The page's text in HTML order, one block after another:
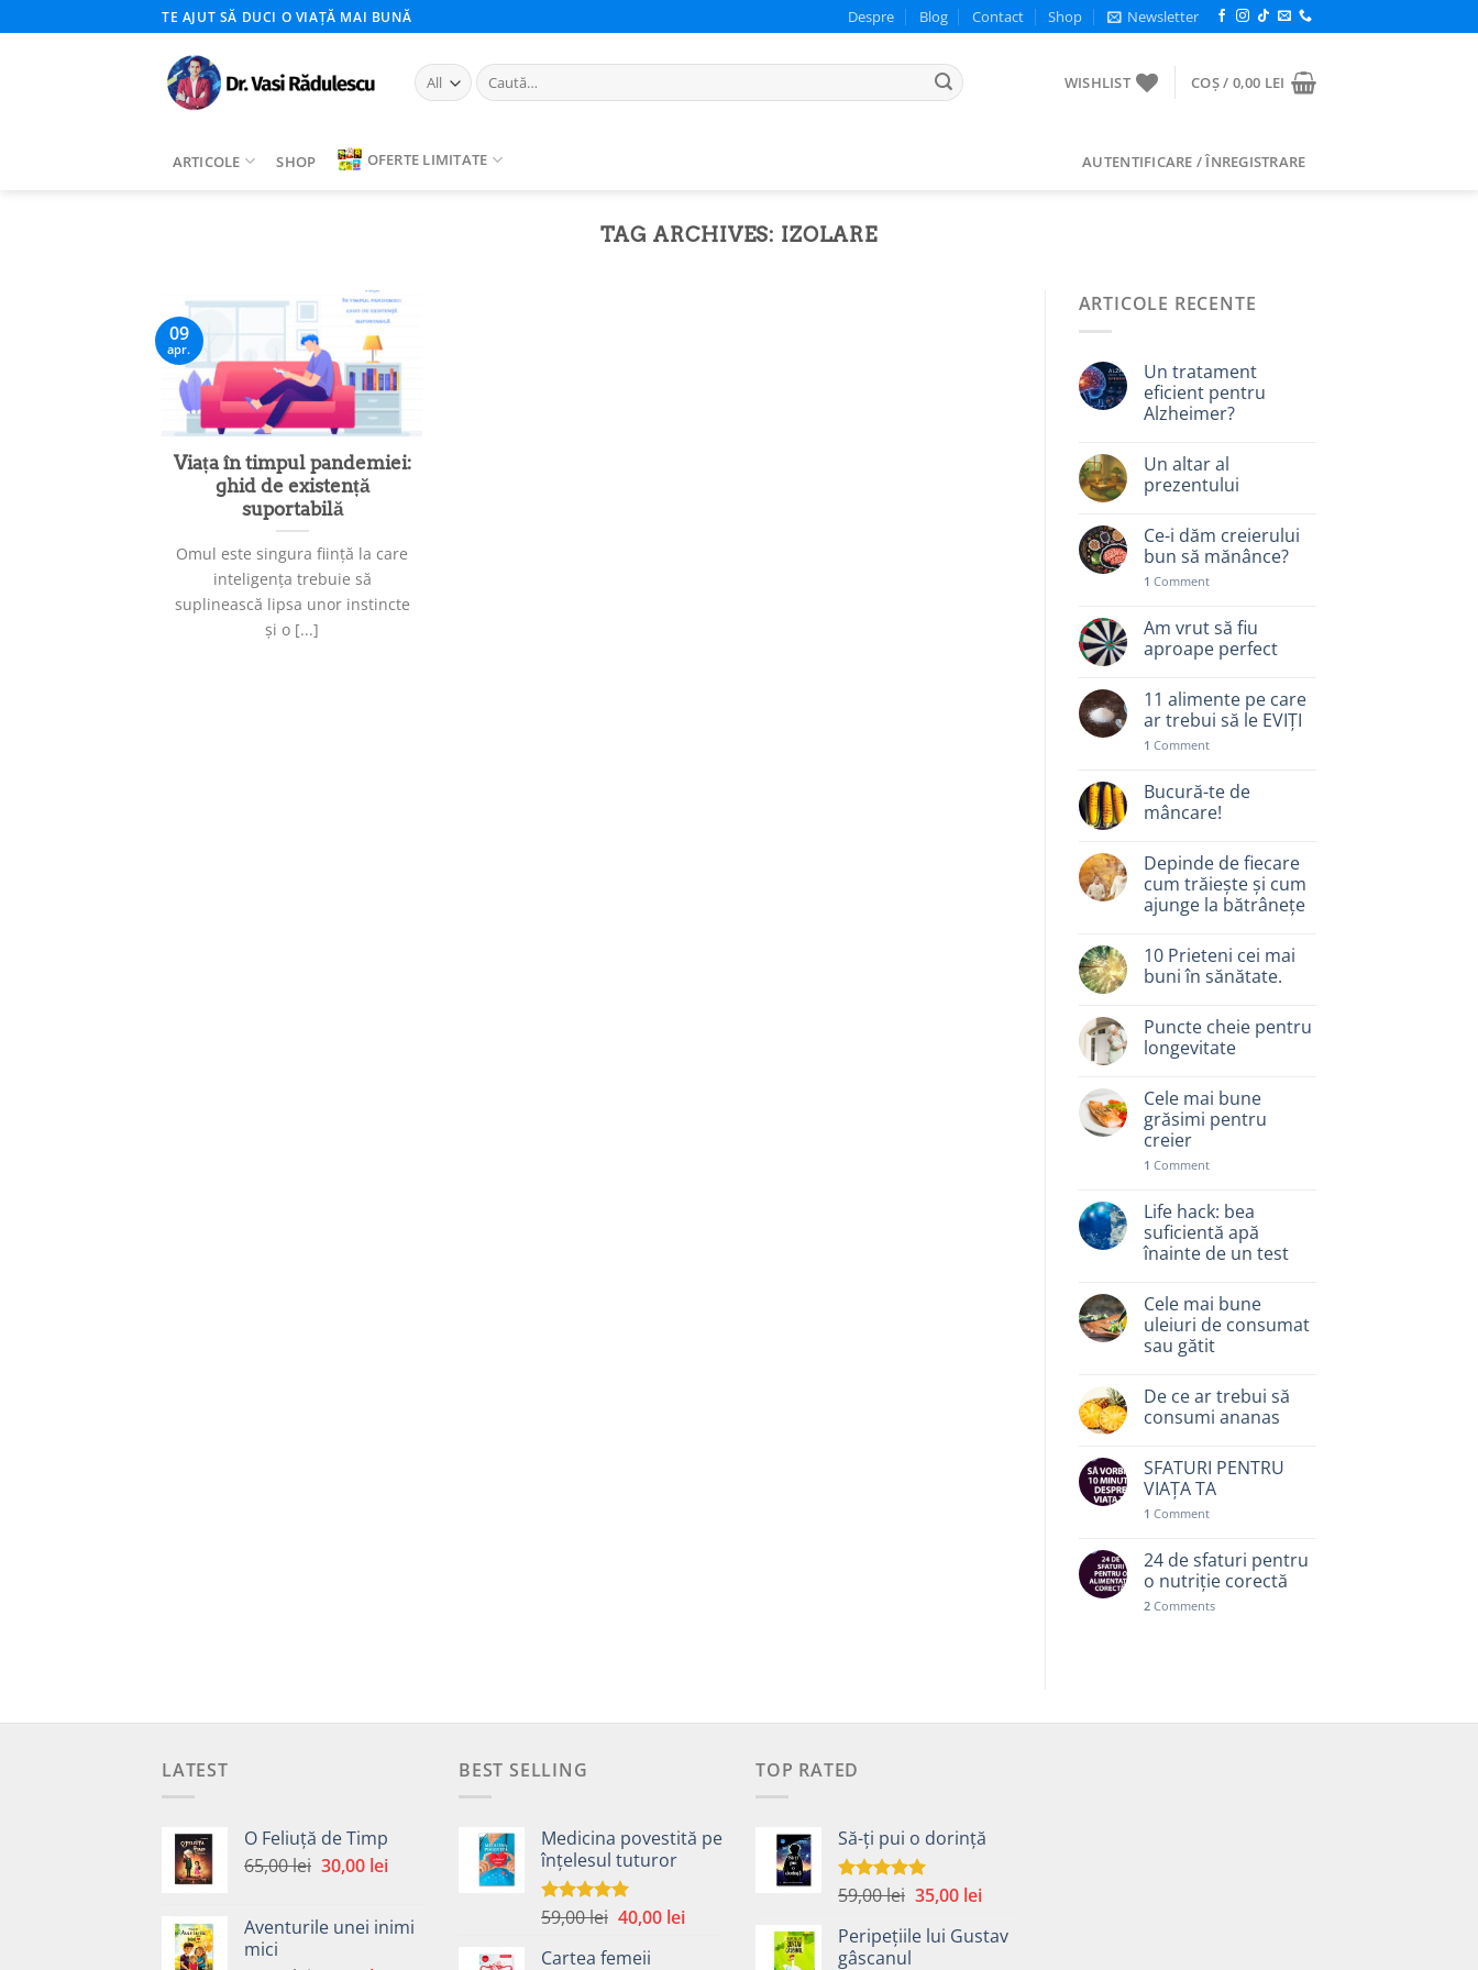
to
TE AJUT SĂ DUCI O VIAȚĂ MAI BUNĂ Despre Blog Contact Shop Newsletter
Caută
după:
WISHLIST COȘ / 0,00 LEI
ARTICOLE SHOP OFERTE LIMITATE AUTENTIFICARE / ÎNREGISTRARE
TAG ARCHIVES: IZOLARE
Viața în timpul pandemiei:
ghid de existență
suportabilă
Omul este singura ființă la care
inteligența trebuie să
suplinească lipsa unor instincte
și o [...]
09
apr.
ARTICOLE RECENTE
Un tratament
eficient pentru
Alzheimer?
Un altar al
prezentului
Ce-i dăm creierului
bun să mănânce?
1 Comment
Am vrut să fiu
aproape perfect
11 alimente pe care
ar trebui să le EVIȚI
1 Comment
Bucură-te de
mâncare!
Depinde de fiecare
cum trăiește și cum
ajunge la bătrânețe
10 Prieteni cei mai
buni în sănătate.
Puncte cheie pentru
longevitate
Cele mai bune
grăsimi pentru
creier
1 Comment
Life hack: bea
suficientă apă
înainte de un test
Cele mai bune
uleiuri de consumat
sau gătit
De ce ar trebui să
consumi ananas
SFATURI PENTRU
VIAȚA TA
1 Comment
24 de sfaturi pentru
o nutriție corectă
2Comments
LATEST
O Feliuță de Timp
65,00lei Prețul
fost:
30,00 leiPrețul
30,00 lei.
Aventurile unei inimi
mici
BEST SELLING
Medicina povestită pe
înțelesul tuturor
Evaluat la
59,00lei Prețul
a
40,00 leiPrețul
Cartea femeii
TOP RATED
Să-ți pui o dorință
Evaluat la
59,00lei Prețul
a
35,00 leiPrețul
este:
Peripețiile lui Gustav
gâscanul